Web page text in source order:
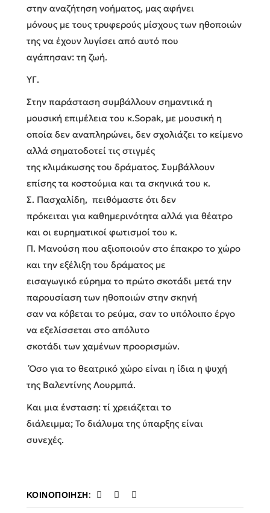
στην αναζήτηση νοήματος, μας αφήνει
μόνους με τους τρυφερούς μίσχους των ηθοποιών
της να έχουν λυγίσει από αυτό που
αγάπησαν: τη ζωή.
ΥΓ.
Στην παράσταση συμβάλλουν σημαντικά η
μουσική επιμέλεια του κ.Sopak, με μουσική η
οποία δεν αναπληρώνει, δεν σχολιάζει το κείμενο
αλλά σηματοδοτεί τις στιγμές
της κλιμάκωσης του δράματος. Συμβάλλουν
επίσης τα κοστούμια και τα σκηνικά του κ.
Σ. Πασχαλίδη, πειθόμαστε ότι δεν
πρόκειται για καθημερινότητα αλλά για θέατρο
και οι ευρηματικοί φωτισμοί του κ.
Π. Μανούση που αξιοποιούν στο έπακρο το χώρο
και την εξέλιξη του δράματος με
εισαγωγικό εύρημα το πρώτο σκοτάδι μετά την
παρουσίαση των ηθοποιών στην σκηνή
σαν να κόβεται το ρεύμα, σαν το υπόλοιπο έργο
να εξελίσσεται στο απόλυτο
σκοτάδι των χαμένων προορισμών.
Όσο για το θεατρικό χώρο είναι η ίδια η ψυχή
της Βαλεντίνης Λουρμπά.
Και μια ένσταση: τί χρειάζεται το
διάλειμμα; Το διάλυμα της ύπαρξης είναι
συνεχές.
ΚΟΙΝΟΠΟΊΗΣΗ: